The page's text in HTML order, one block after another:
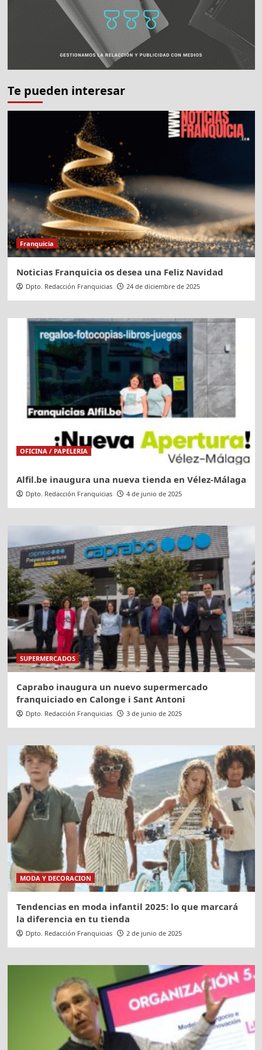
Te pueden interesar
Franquicia
Noticias Franquicia os desea una Feliz Navidad
Dpto. Redacción Franquicias 24 de diciembre de 2025
OFICINA / PAPELERIA
Alfil.be inaugura una nueva tienda en Vélez-Málaga
Dpto. Redacción Franquicias 4 de junio de 2025
SUPERMERCADOS
Caprabo inaugura un nuevo supermercado
franquiciado en Calonge i Sant Antoni
Dpto. Redacción Franquicias 3 de junio de 2025
MODA Y DECORACION
Tendencias en moda infantil 2025: lo que marcará
la diferencia en tu tienda
Dpto. Redacción Franquicias 2 de junio de 2025